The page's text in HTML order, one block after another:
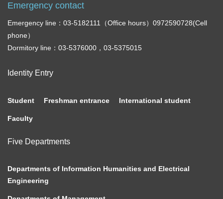
Emergency contact
Emergency line：03-5182111（Office hours）0972590728(Cell
phone）
Dormitory line：03-5376000，03-5375015
Identity Entry
Student Freshman entrance International student
Faculty
Five Departments
Departments of Information Humanities and Electrical
Engineering